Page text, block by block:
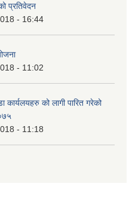
प्रतिवेदन
- 16:44
- 11:02
कार्यलयहरु को लागी पारित गरेको
- 11:18